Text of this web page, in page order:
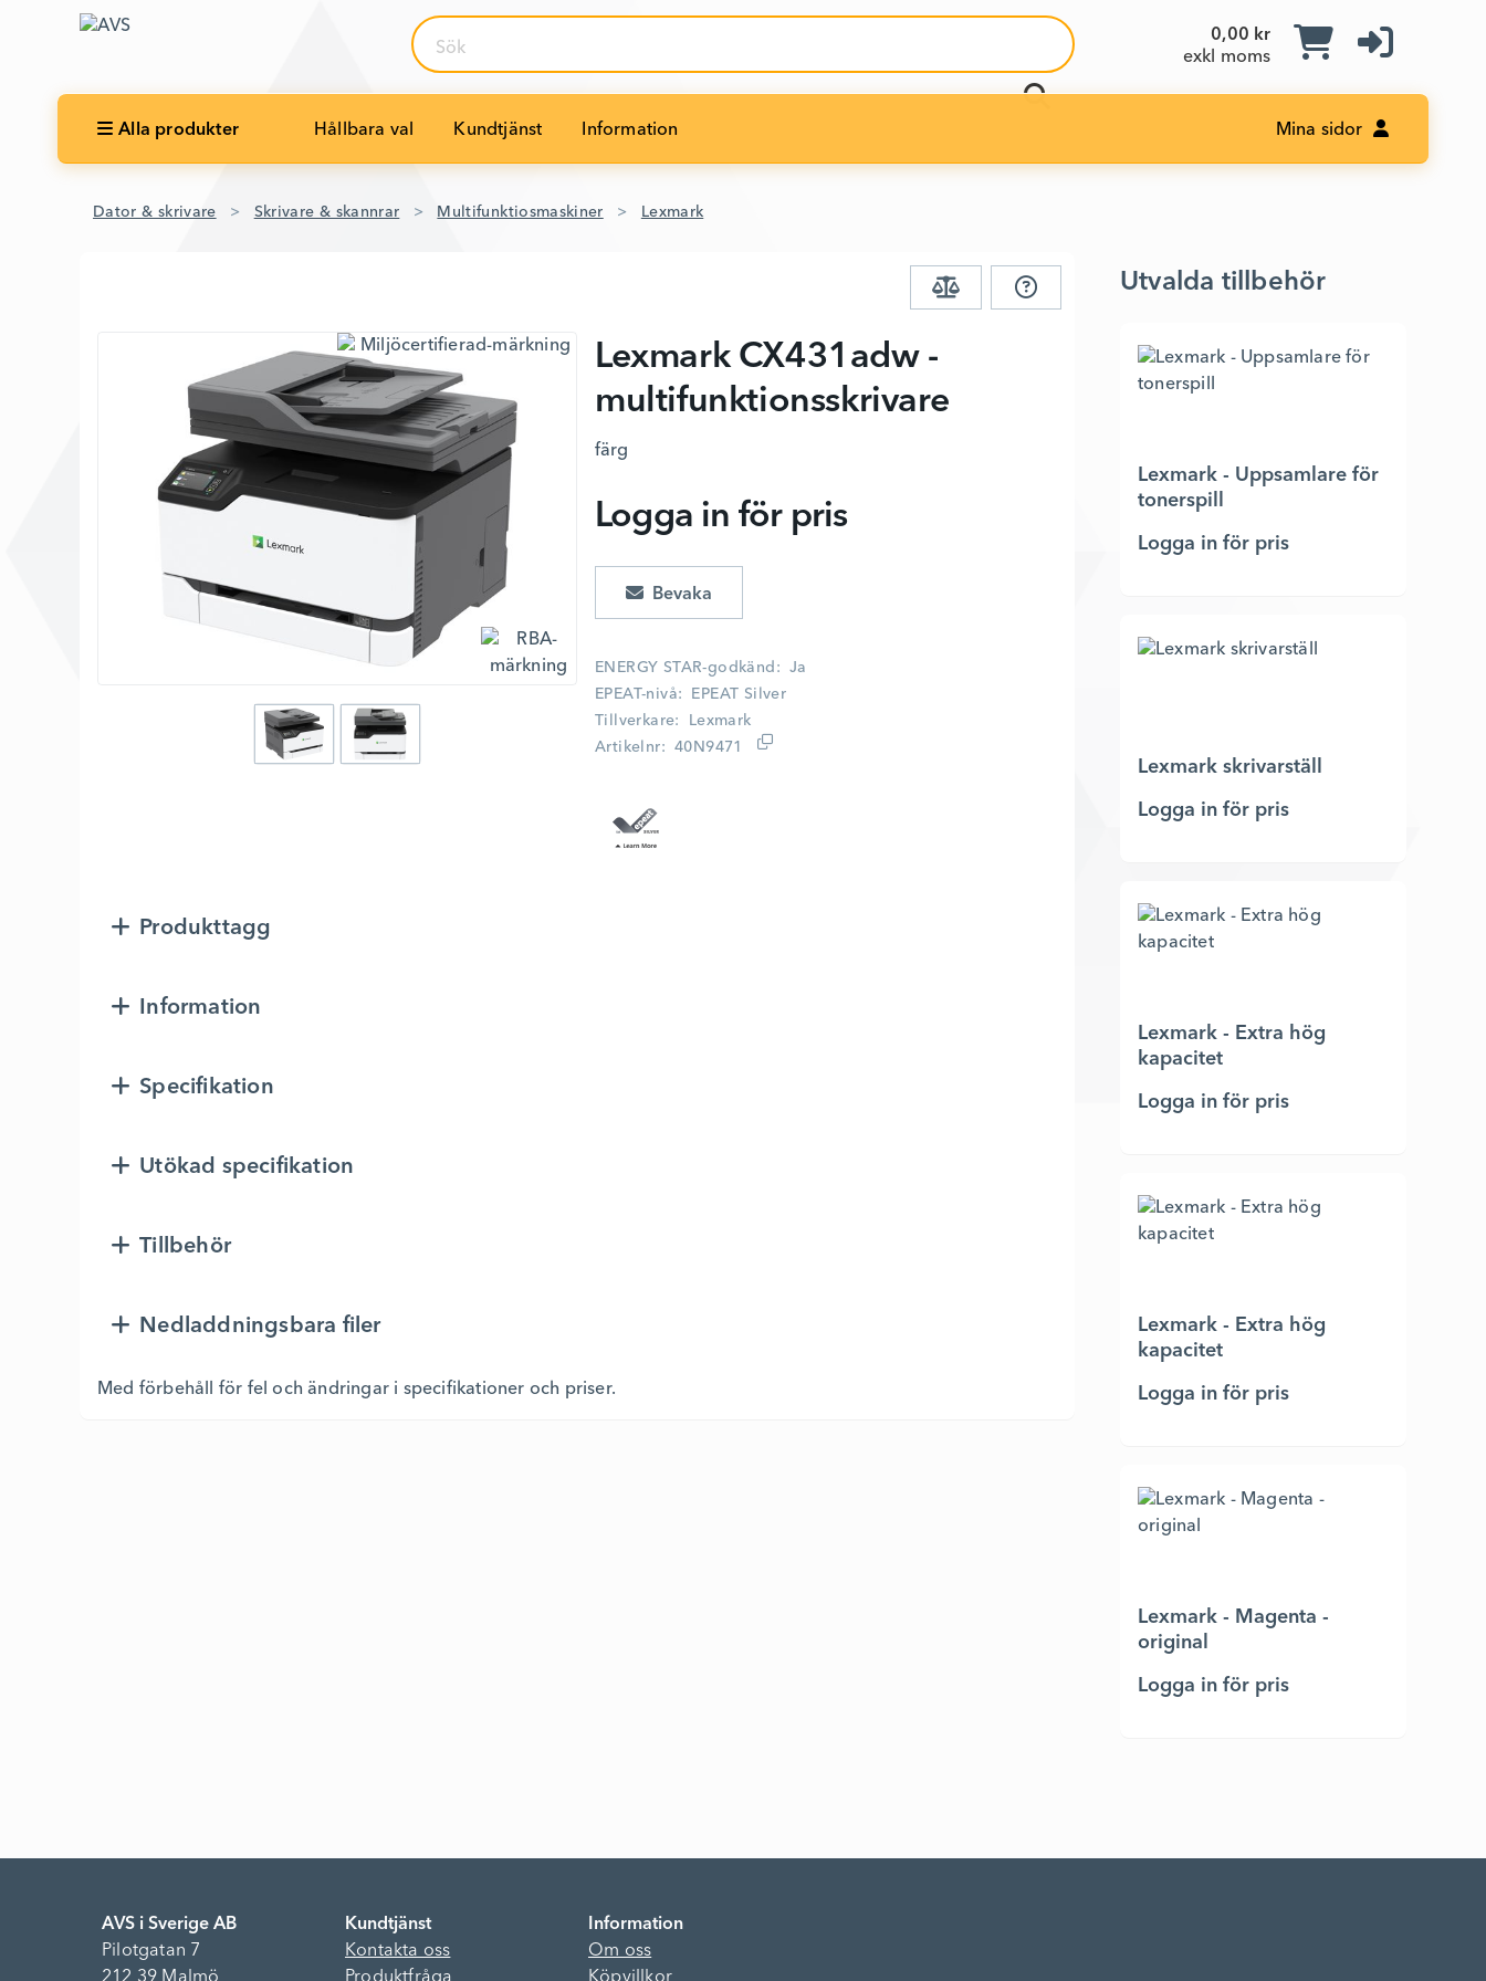
0,00 kr
exkl moms
Sök
Alla produkter Hållbara val Kundtjänst Information Mina sidor
Dator & skrivare Skrivare & skannrar Multifunktiosmaskiner Lexmark
Lexmark CX431adw -
multifunktionsskrivare
färg
ENERGY STAR-godkänd
Ja
EPEAT-nivå
EPEAT Silver
Tillverkare
Lexmark
Artikelnr
40N9471
Logga in för pris
Produkttagg
Information
Specifikation
Utökad specifikation
Tillbehör
Nedladdningsbara filer
Med förbehåll för fel och ändringar i specifikationer och priser.
Utvalda tillbehör
Lexmark - Uppsamlare för
tonerspill
Logga in för pris
Lexmark skrivarställ
Logga in för pris
Lexmark - Extra hög
kapacitet
Logga in för pris
Lexmark - Extra hög
kapacitet
Logga in för pris
Lexmark - Magenta -
original
Logga in för pris
AVS i Sverige AB
Pilotgatan 7
Kundtjänst
Kontakta oss
Information
Om oss